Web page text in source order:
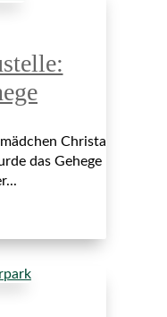
Christa
das Gehege